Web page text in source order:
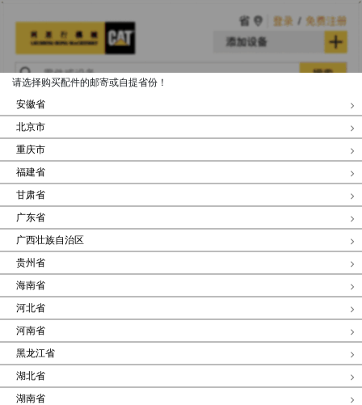
请选择购买配件的邮寄或自提省份！
安徽省
北京市
重庆市
福建省
甘肃省
广东省
广西壮族自治区
贵州省
海南省
河北省
河南省
黑龙江省
湖北省
湖南省